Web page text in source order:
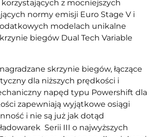
korzystających z mocniejszych
normy emisji Euro Stage V i
modelach unikalne
biegów Dual Tech Variable
skrzynie biegów, łączące
dla niższych prędkości i
napęd typu Powershift dla
zapewniają wyjątkowe osiągi
i nie są już jak dotąd
Serii III o najwyższych